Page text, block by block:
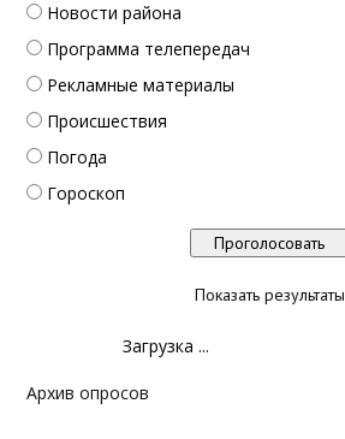
Новости района
Программа телепередач
Рекламные материалы
Происшествия
Погода
Гороскоп
Показать результаты
Загрузка ...
Архив опросов